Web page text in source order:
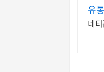
유
네